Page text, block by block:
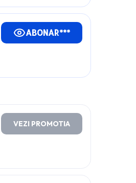
ABONAR***
VEZI PROMOTIA